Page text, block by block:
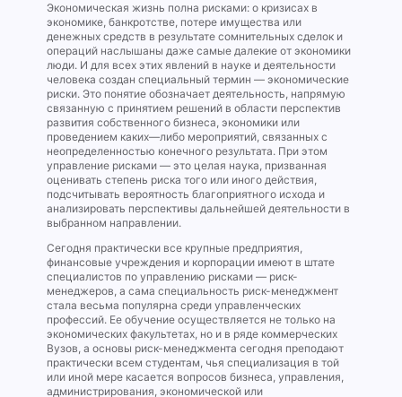
Экономическая жизнь полна рисками: о кризисах в
экономике, банкротстве, потере имущества или
денежных средств в результате сомнительных сделок и
операций наслышаны даже самые далекие от экономики
люди. И для всех этих явлений в науке и деятельности
человека создан специальный термин — экономические
риски. Это понятие обозначает деятельность, напрямую
связанную с принятием решений в области перспектив
развития собственного бизнеса, экономики или
проведением каких—либо мероприятий, связанных с
неопределенностью конечного результата. При этом
управление рисками — это целая наука, призванная
оценивать степень риска того или иного действия,
подсчитывать вероятность благоприятного исхода и
анализировать перспективы дальнейшей деятельности в
выбранном направлении.
Сегодня практически все крупные предприятия,
финансовые учреждения и корпорации имеют в штате
специалистов по управлению рисками — риск-
менеджеров, а сама специальность риск-менеджмент
стала весьма популярна среди управленческих
профессий. Ее обучение осуществляется не только на
экономических факультетах, но и в ряде коммерческих
Вузов, а основы риск-менеджмента сегодня преподают
практически всем студентам, чья специализация в той
или иной мере касается вопросов бизнеса, управления,
администрирования, экономической или